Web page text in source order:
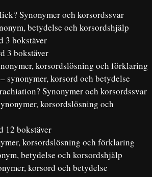
Synonymer och korsordssvar
betydelse och korsordshjälp
3 bokstäver
3 bokstäver
korsordslösning och förklaring
synonymer, korsord och betydelse
Synonymer och korsordssvar
korsordslösning och
12 bokstäver
korsordslösning och förklaring
betydelse och korsordshjälp
korsord och betydelse